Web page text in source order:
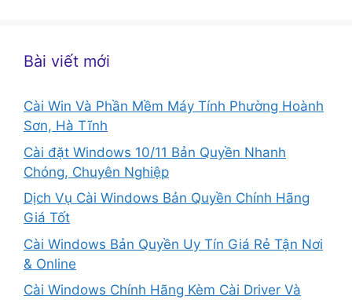
Bài viết mới
Cài Win Và Phần Mềm Máy Tính Phường Hoành
Sơn, Hà Tĩnh
Cài đặt Windows 10/11 Bản Quyền Nhanh
Chóng, Chuyên Nghiệp
Dịch Vụ Cài Windows Bản Quyền Chính Hãng
Giá Tốt
Cài Windows Bản Quyền Uy Tín Giá Rẻ Tận Nơi
& Online
Cài Windows Chính Hãng Kèm Cài Driver Và